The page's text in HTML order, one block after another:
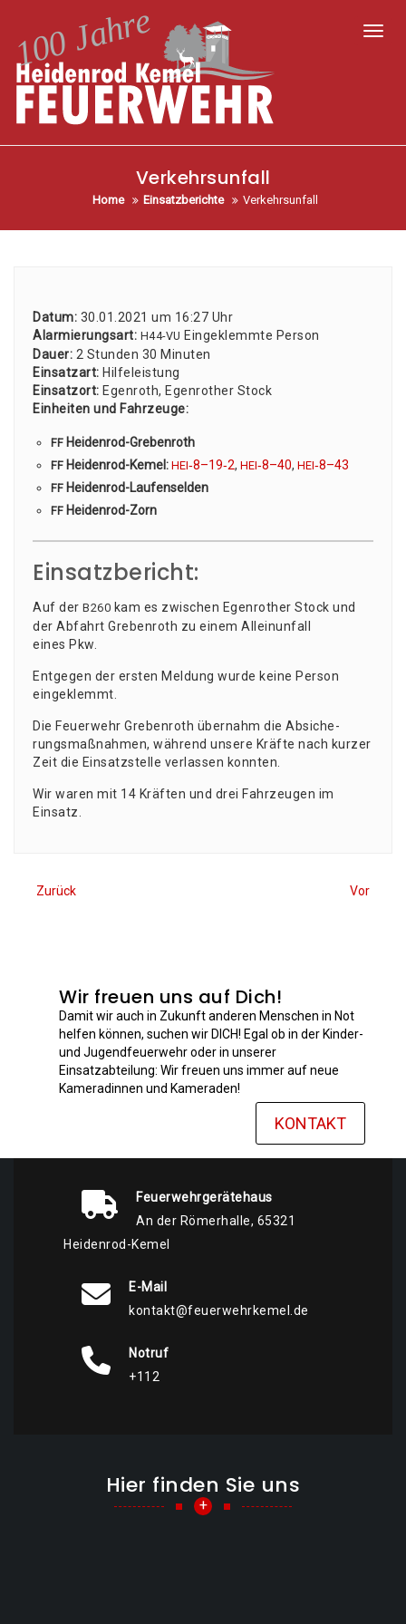
Verkehrsunfall
Home Einsatzberichte Verkehrsunfall
Datum: 30.01.2021 um 16:27 Uhr
Alar­mie­rungs­art: H44-VU Ein­ge­klemm­te Per­son
Dau­er: 2 Stun­den 30 Minu­ten
Ein­satz­art: Hil­fe­leis­tung
Ein­satz­ort: Egen­roth, Egen­ro­ther Stock
Ein­hei­ten und Fahr­zeu­ge:
FF Hei­den­rod-Gre­ben­roth
FF Hei­den­rod-Kemel: HEI‑8–19‑2, HEI‑8–40, HEI‑8–43
FF Hei­den­rod-Lau­fen­sel­den
FF Hei­den­rod-Zorn
Einsatzbericht:
Auf der B260 kam es zwi­schen Egen­ro­ther Stock und
der Abfahrt Gre­ben­roth zu einem Allein­un­fall
eines Pkw.
Ent­ge­gen der ers­ten Mel­dung wur­de kei­ne Per­son
eingeklemmt.
Die Feu­er­wehr Gre­ben­roth über­nahm die Absi­che­
rungs­maß­nah­men, wäh­rend unse­re Kräf­te nach kur­zer
Zeit die Ein­satz­stel­le ver­las­sen konnten.
Wir waren mit 14 Kräf­ten und drei Fahr­zeu­gen im
Einsatz.
Zurück Vor
Wir freuen uns auf Dich!
Damit wir auch in Zukunft anderen Menschen in Not
helfen können, suchen wir DICH! Egal ob in der Kinder-
und Jugendfeuerwehr oder in unserer
Einsatzabteilung: Wir freuen uns immer auf neue
Kameradinnen und Kameraden!
KONTAKT
Feuerwehrgerätehaus
An der Römerhalle, 65321
Heidenrod-Kemel
E-Mail
kontakt@feuerwehrkemel.de
Notruf
+112
Hier finden Sie uns
+